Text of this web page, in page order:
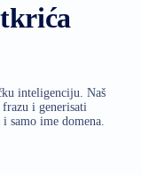
inteligenciju. Naš
i generisati
samo ime domena.